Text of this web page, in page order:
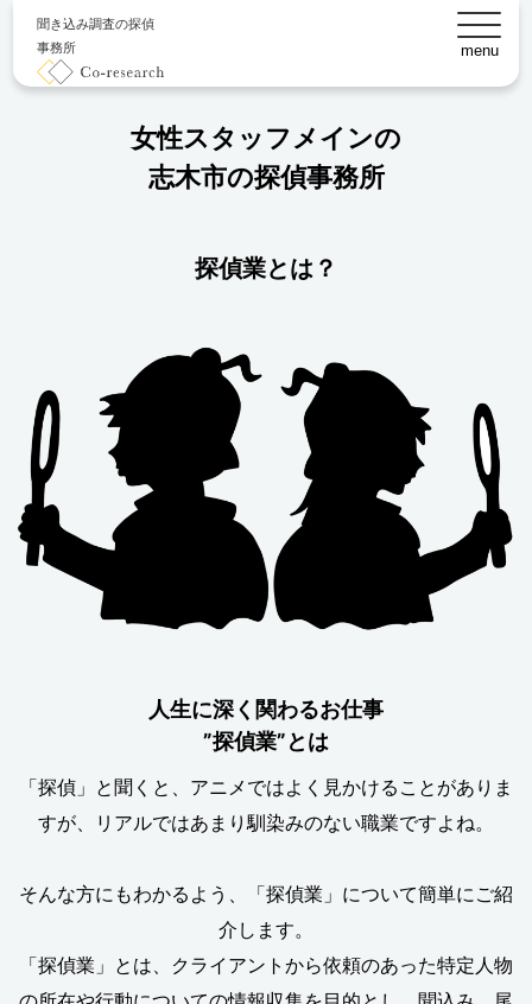
聞き込み調査の探偵
事務所
menu
女性スタッフメインの
志木市の探偵事務所
探偵業とは？
人生に深く関わるお仕事
”探偵業”とは
「探偵」と聞くと、アニメではよく見かけることがありま
すが、リアルではあまり馴染みのない職業ですよね。
そんな方にもわかるよう、「探偵業」について簡単にご紹
介します。
「探偵業」とは、クライアントから依頼のあった特定人物